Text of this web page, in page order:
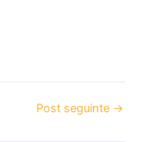
Post seguinte →